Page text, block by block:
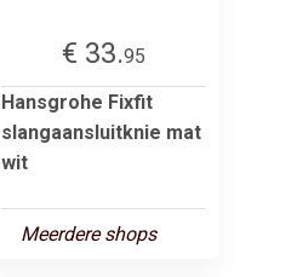
€ 33.95
Hansgrohe Fixfit
slangaansluitknie mat
wit
Meerdere shops